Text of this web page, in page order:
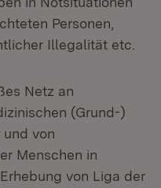
Personen,
Illegalität etc.
Netz an
(Grund-)
von
Menschen in
von Liga der